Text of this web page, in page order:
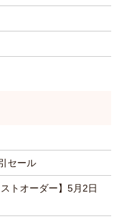
セール
トオーダー】5月2日